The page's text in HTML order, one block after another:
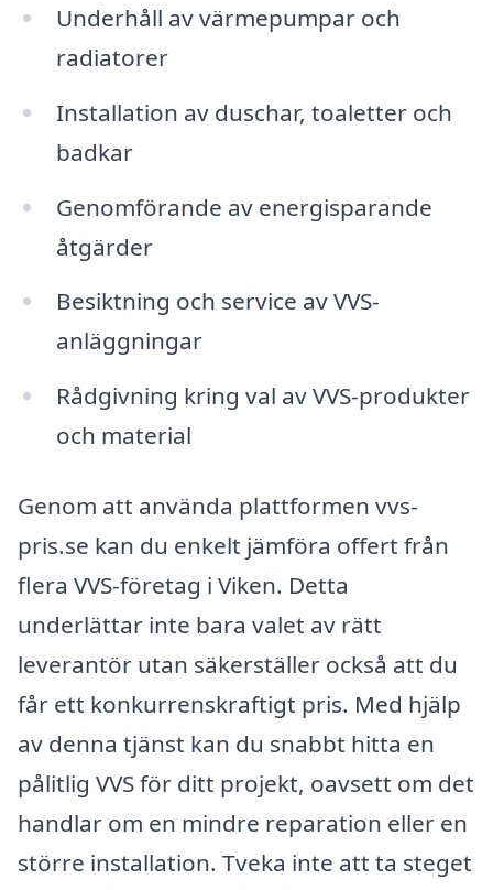
Underhåll av värmepumpar och
radiatorer
Installation av duschar, toaletter och
badkar
Genomförande av energisparande
åtgärder
Besiktning och service av VVS-
anläggningar
Rådgivning kring val av VVS-produkter
och material
Genom att använda plattformen vvs-
pris.se kan du enkelt jämföra offert från
flera VVS-företag i Viken. Detta
underlättar inte bara valet av rätt
leverantör utan säkerställer också att du
får ett konkurrenskraftigt pris. Med hjälp
av denna tjänst kan du snabbt hitta en
pålitlig VVS för ditt projekt, oavsett om det
handlar om en mindre reparation eller en
större installation. Tveka inte att ta steget